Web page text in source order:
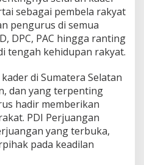
sebagai pembela rakyat
pengurus di semua
DPC, PAC hingga ranting
tengah kehidupan rakyat.
di Sumatera Selatan
dan yang terpenting
hadir memberikan
PDI Perjuangan
yang terbuka,
pada keadilan